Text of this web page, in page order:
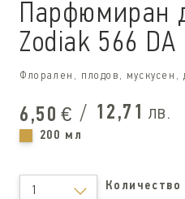
Парфюмиран
Zodiak 566 DA
Флорален, плодов, мускусен,
6,50 € / 12,71 лв.
200 мл
1 Количество